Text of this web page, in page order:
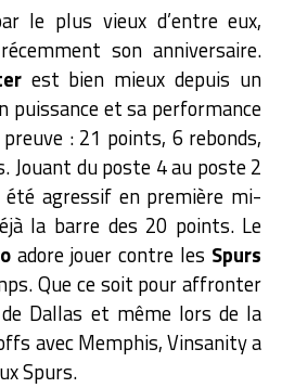
le plus vieux d’entre eux,
son anniversaire.
est bien mieux depuis un
puissance et sa performance
: 21 points, 6 rebonds,
Jouant du poste 4 au poste 2
agressif en première mi-
la barre des 20 points. Le
adore jouer contre les Spurs
Que ce soit pour affronter
Dallas et même lors de la
avec Memphis, Vinsanity a
Spurs.